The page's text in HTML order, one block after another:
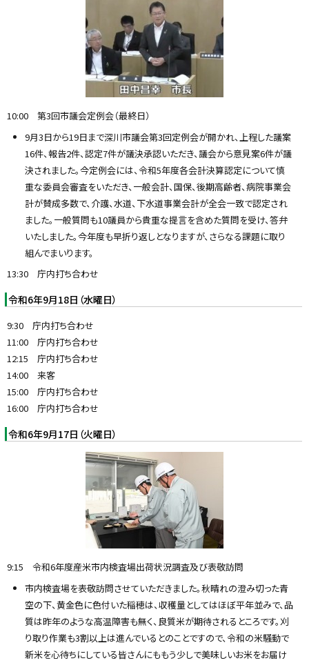
10:00 第3回市議会定例会（最終日）
9月3日から19日まで深川市議会第3回定例会が開かれ、上程した議案
16件、報告2件、認定7件が議決承認いただき、議会から意見案6件が議
決されました。今定例会には、令和5年度各会計決算認定について慎
重な委員会審査をいただき、一般会計、国保、後期高齢者、病院事業会
計が賛成多数で、介護、水道、下水道事業会計が全会一致で認定され
ました。一般質問も10議員から貴重な提言を含めた質問を受け、答弁
いたしました。今年度も早折り返しとなりますが、さらなる課題に取り
組んでまいります。
13:30 庁内打ち合わせ
令和6年9月18日（水曜日）
9:30 庁内打ち合わせ
11:00 庁内打ち合わせ
12:15 庁内打ち合わせ
14:00 来客
15:00 庁内打ち合わせ
16:00 庁内打ち合わせ
令和6年9月17日（火曜日）
9:15 令和6年度産米市内検査場出荷状況調査及び表敬訪問
市内検査場を表敬訪問させていただきました。秋晴れの澄み切った青
空の下、黄金色に色付いた稲穂は、収穫量としてはほぼ平年並みで、品
質は昨年のような高温障害も無く、良質米が期待されるところです。刈
り取り作業も3割以上は進んでいるとのことですので、令和の米騒動で
新米を心待ちにしている皆さんにももう少しで美味しいお米をお届け